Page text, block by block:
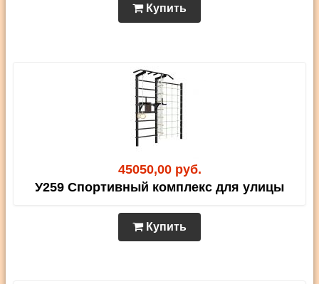
Купить
45050,00 руб.
У259 Спортивный комплекс для улицы
Купить